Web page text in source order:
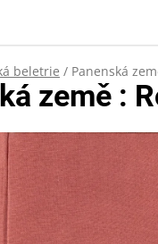
beletrie / Panenská
země :